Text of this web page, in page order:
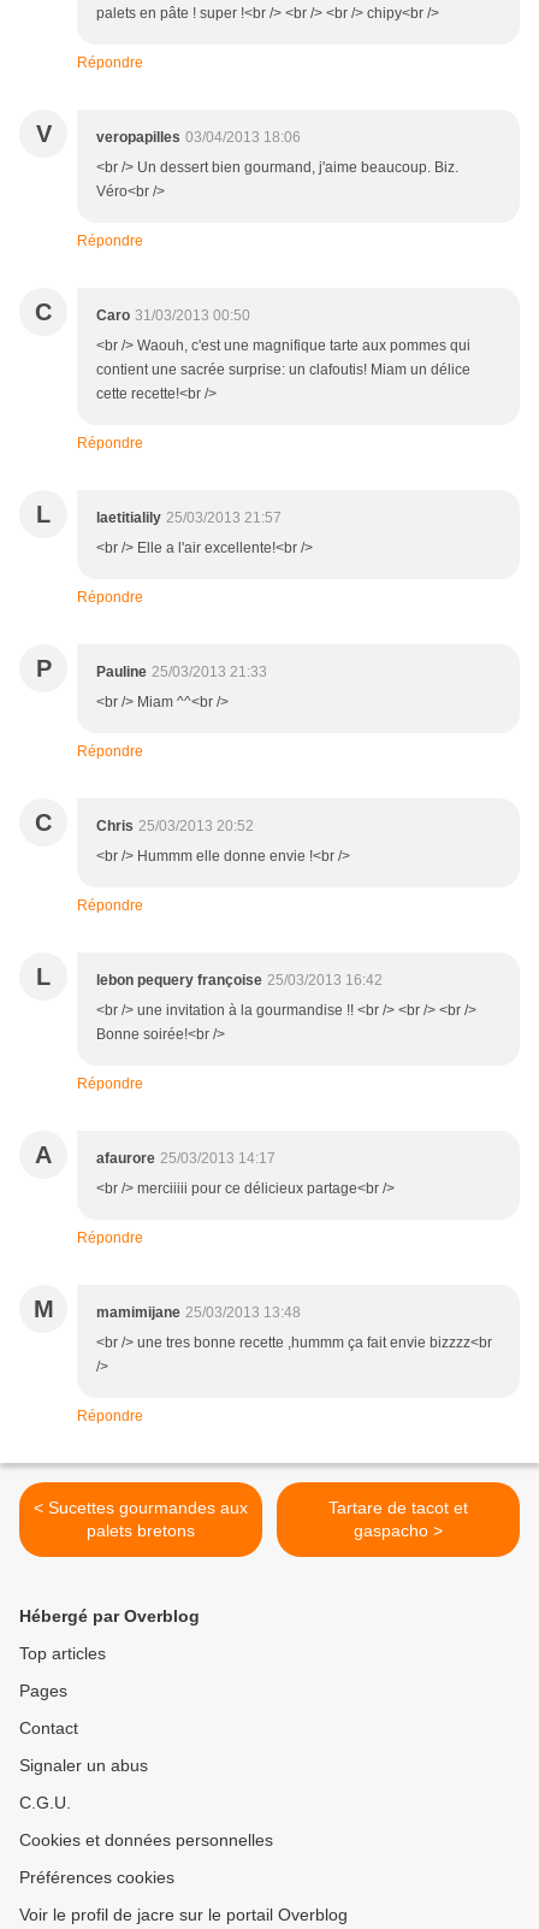
palets en pâte ! super !<br /> <br /> <br /> chipy<br />
Répondre
V veropapilles 03/04/2013 18:06
<br /> Un dessert bien gourmand, j'aime beaucoup. Biz.
Véro<br />
Répondre
C Caro 31/03/2013 00:50
<br /> Waouh, c'est une magnifique tarte aux pommes qui
contient une sacrée surprise: un clafoutis! Miam un délice
cette recette!<br />
Répondre
L laetitialily 25/03/2013 21:57
<br /> Elle a l'air excellente!<br />
Répondre
P Pauline 25/03/2013 21:33
<br /> Miam ^^<br />
Répondre
C Chris 25/03/2013 20:52
<br /> Hummm elle donne envie !<br />
Répondre
L lebon pequery françoise 25/03/2013 16:42
<br /> une invitation à la gourmandise !! <br /> <br /> <br />
Bonne soirée!<br />
Répondre
A afaurore 25/03/2013 14:17
<br /> merciiiii pour ce délicieux partage<br />
Répondre
M mamimijane 25/03/2013 13:48
<br /> une tres bonne recette ,hummm ça fait envie bizzzz<br
/>
Répondre
< Sucettes gourmandes aux
palets bretons
Tartare de tacot et
gaspacho >
Hébergé par Overblog
Top articles
Pages
Contact
Signaler un abus
C.G.U.
Cookies et données personnelles
Préférences cookies
Voir le profil de jacre sur le portail Overblog